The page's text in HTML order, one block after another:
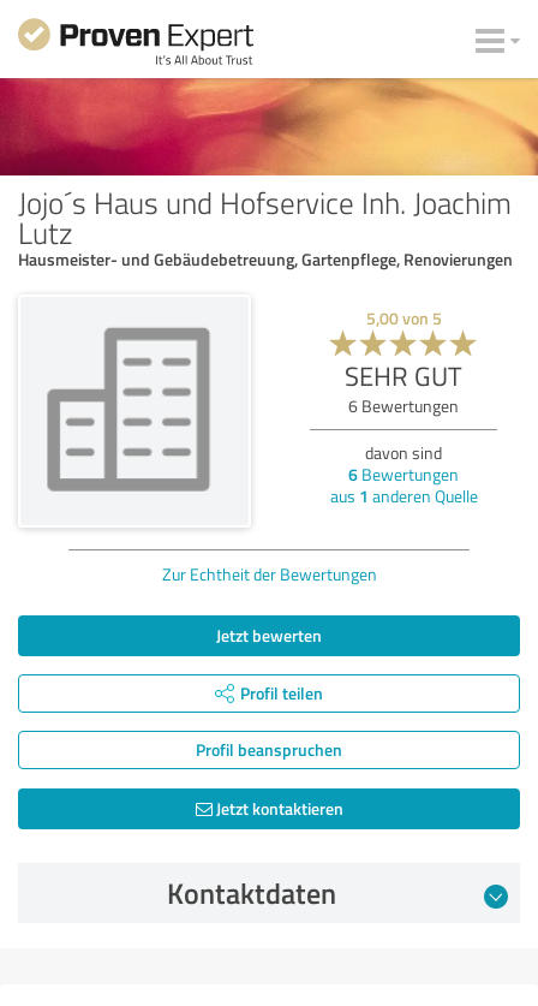
Jojo´s Haus und Hofservice Inh. Joachim
Lutz
Hausmeister- und Gebäudebetreuung, Gartenpflege, Renovierungen
5,00von 5
SEHR GUT
6 Bewertungen
davon sind
6 Bewertungen
aus 1 anderen Quelle
Zur Echtheit der Bewertungen
Jetzt bewerten
Profil teilen
Profil beanspruchen
Jetzt kontaktieren
Kontaktdaten